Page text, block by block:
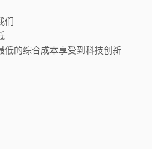
们
低的综合成本享受到科技创新